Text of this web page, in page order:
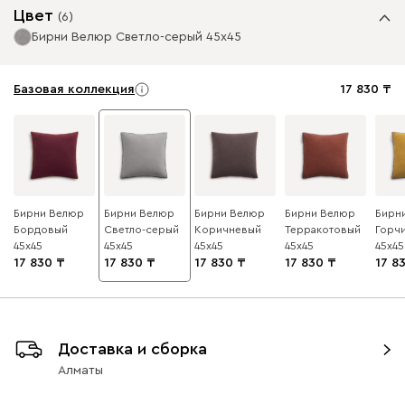
Цвет (6)
Бирни Велюр Светло-серый 45x45
Базовая коллекция 17 830
Бирни Велюр
Бордовый
45x45
17 830
Бирни Велюр
Светло-серый
45x45
17 830
Бирни Велюр
Коричневый
45x45
17 830
Бирни Велюр
Терракотовый
45x45
17 830
45x45
17
Доставка и сборка
Алматы